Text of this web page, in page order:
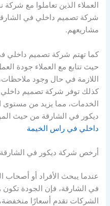
العملاء الذين تعاملوا مع
شركة تصميم داخلي في
مشاريعهم.
كما تهتم شركة تصميم داخلي
حيث تتابع مع العملاء جودة
اللازمة في حال وجود ملاحظات،
كذلك توفر شركة تصميم
الخدمات، مما يزيد من مستوى
ديكور في الشارقة من حيث
داخلي في راس الخيمة
أرخص شركة ديكور في الشارقة
عندما يبحث الأفراد أو
في الشارقة، فإن الجودة تكون
الشركات تقدم أسعارًا